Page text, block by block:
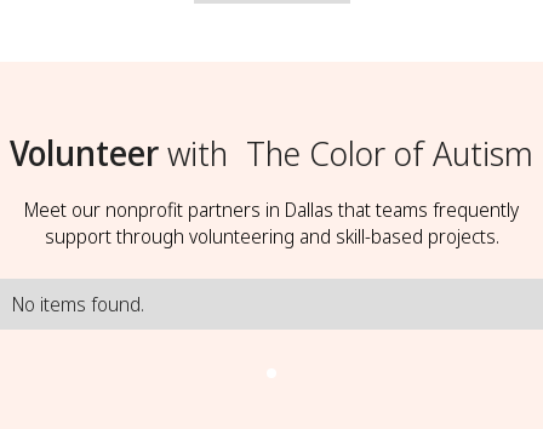
Volunteerwith The Color of Autism
Meet our nonprofit partners in Dallas that teams frequently
support through volunteering and skill-based projects.
No items found.